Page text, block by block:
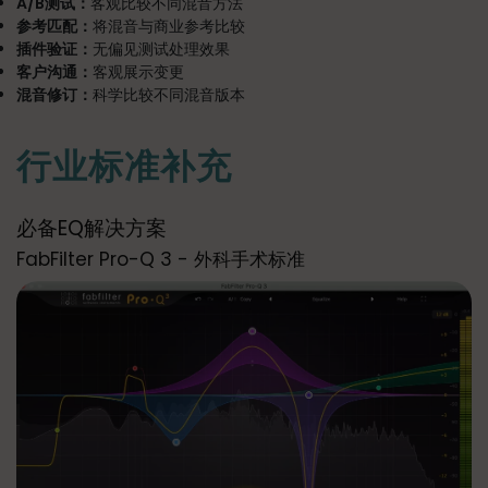
参考匹配： 将混音与商业参考比较
插件验证： 无偏见测试处理效果
客户沟通： 客观展示变更
混音修订： 科学比较不同混音版本
行业标准补充
必备EQ解决方案
FabFilter Pro-Q 3 - 外科手术标准